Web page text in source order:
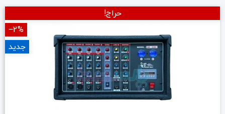
حراج!
‎−2%
جدید